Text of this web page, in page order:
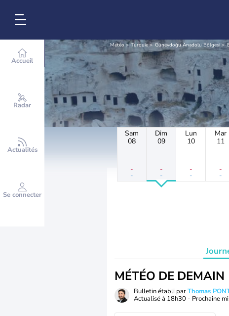
Accueil
Radar
Actualités
Se connecter
Météo Turquie Güneydoğu Anadolu Bölgesi
Sam
08
-
-
Dim
09
-
-
Lun
10
-
-
Mar
11
-
-
MÉTÉO DE DEMAIN
Bulletin établi parThomas
Actualisé à 18h30 - Prochaine